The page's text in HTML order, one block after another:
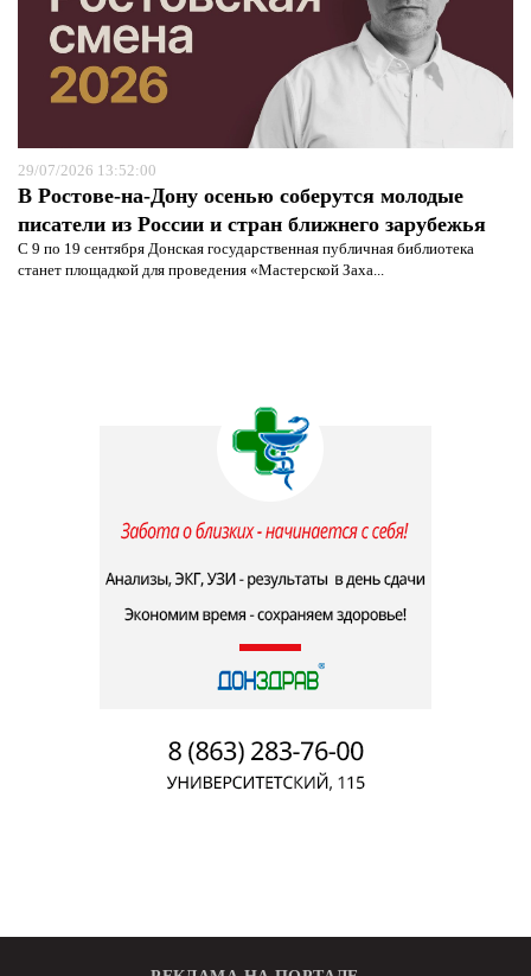
29/07/2026 13:52:00
В Ростове-на-Дону осенью соберутся молодые
писатели из России и стран ближнего зарубежья
С 9 по 19 сентября Донская государственная публичная библиотека
станет площадкой для проведения «Мастерской Заха...